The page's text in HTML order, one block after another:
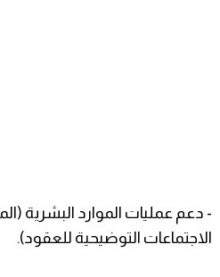
- دعم عمليات الموارد البشرية
الاجتماعات التوضيحية للعقود).